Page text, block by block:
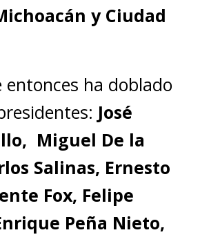
y Ciudad
ha doblado
José
Miguel De la
Salinas, Ernesto
Fox, Felipe
Peña Nieto,